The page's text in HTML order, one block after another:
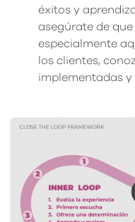
éxitos y
asegúrate de
especialmente
los clientes,
implementadas y